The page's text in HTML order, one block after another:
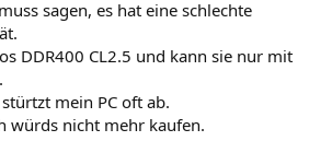
sagen, es hat eine schlechte
DDR400 CL2.5 und kann sie nur mit
mein PC oft ab.
würds nicht mehr kaufen.